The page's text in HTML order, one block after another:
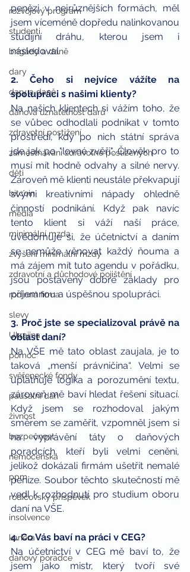
rozvojový program
studenti
brigády a daně
dary
dary a daně
daňová uznatelnost darů
zdravotní postižení
zaměstnávání zdravotně postižených
děti
bitcoin
média
minimální mzda
zvýšení minimální mzdy
zdravotní a důchodové pojištění
rodinná firma
slevy
Ukrajina
pomoc
svěřenecké fondy
paušální daň
živnost
bezpečnost
nemocenská
ppm
rodičovský příspěvek
insolvence
kariéra
daňový poradce
penězi v nejrůznějších formách, měl
jsem víceméně dopředu nalinkovanou
studijní dráhu, kterou jsem i
následoval.
2. Čeho si nejvíce vážíte na
spolupráci s našimi klienty?
Na našich klientech si vážím toho, že
se vůbec odhodlali podnikat v tomto
prostředí, kdy po nich státní správa
jde jak po "lovné zvěři". Člověk pro to
musí mít hodně odvahy a silné nervy.
Zároveň mě klienti neustále překvapují
svými kreativními nápady ohledně
činností podnikání. Když pak navíc
tento klient si váží naší práce,
uvědomuje si, že účetnictví a daním
se nemůže věnovat každý ňouma a
má zájem mít tuto agendu v pořádku,
jsou postaveny dobré základy pro
příjemnou a úspěšnou spolupráci.
3. Proč jste se specializoval právě na
oblast daní?
Na VŠE mě tato oblast zaujala, je to
taková „menší právničina“. Velmi se
uplatňuje logika a porozumění textu,
zároveň mě baví hledat řešení situací.
Když jsem se rozhodoval jakým
směrem se zaměřit, vzpomněl jsem si
na vyprávění táty o daňových
poradcích, kteří byli velmi ceněni,
jelikož dokázali firmám ušetřit nemalé
peníze. Soubor těchto skutečností mě
vedl k rozhodnutí pro studium oboru
daní na VŠE.
4. Co Vás baví na práci v CEG?
Na účetnictví v CEG mě baví to, že
jsem jako mistr, který tvoří své